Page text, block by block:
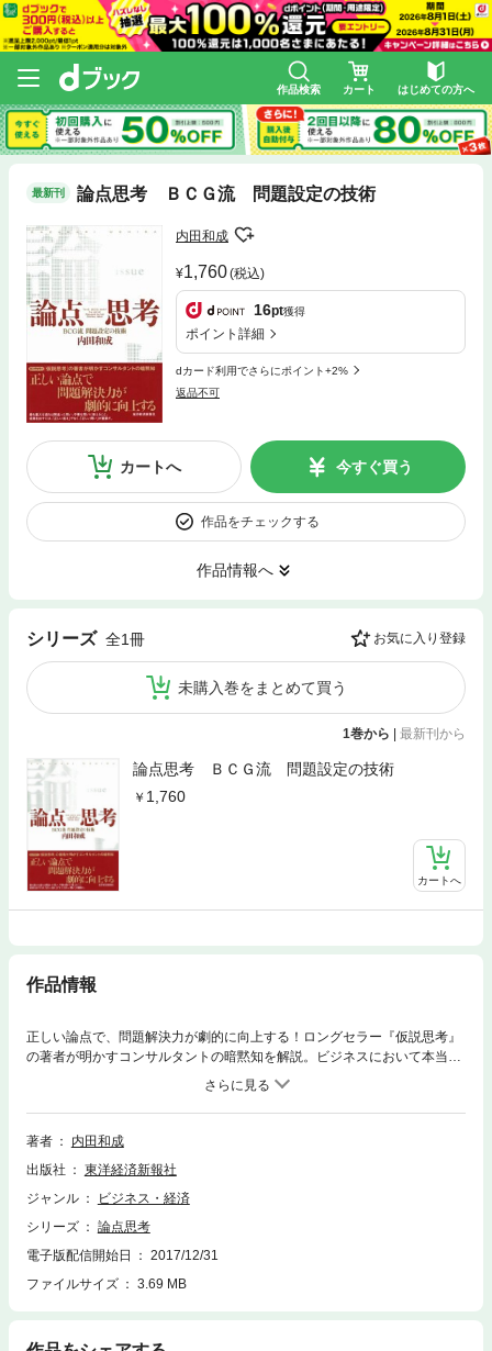
作品検索 カート はじめての方へ
最新刊 論点思考 ＢＣＧ流 問題設定の技術
内田和成
1,760(税込)
16pt獲得
ポイント詳細
dカード利用でさらにポイント+2%
返品不可
カートへ 今すぐ買う
作品をチェックする
作品情報へ
シリーズ 全1冊 お気に入り登録
未購入巻をまとめて買う
1巻から | 最新刊から
論点思考 ＢＣＧ流 問題設定の技術
1,760
カートへ
作品情報
正しい論点で、問題解決力が劇的に向上する！ロングセラー『仮説思考』
の著者が明かすコンサルタントの暗黙知を解説。ビジネスにおいて本当に
大事なことは、やらないことを決めることだ。企業は数え切れないほど多
くの問題を抱えていて、それらをすべて解決しようと思っても、時間もな
ければ人も足りない。仕事には期限がある。こなすことのできる工数も限
られている。その中で解くべき問題を設定し、選択し、それに取り組み、
が大切だ。 この真の問題を著者が25年間勤めたボストンコンサルティン
ググループでは「論点」と呼ぶ。そして、論点を設定するという、問題解
により、考えるべきことが絞られ、問題解決のスピードは上がり、解決策
を実行したときの効果も高くなる。成果を出すには、「正しい答え」でな
い・問題」に取り組むことは大いなる「時間のムダ」であるという。
著者
内田和成
出版社
東洋経済新報社
ジャンル
ビジネス・経済
シリーズ
論点思考
電子版配信開始日
2017/12/31
ファイルサイズ
3.69 MB